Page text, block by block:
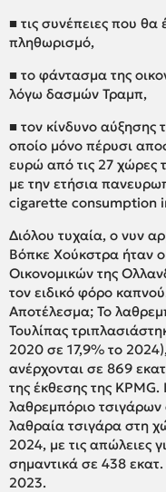
■ τις συνέπειες που
πληθωρισμό,
■ το φάντασμα της
λόγω δασμών Τραμπ,
■ τον κίνδυνο αύξησης
οποίο μόνο πέρυσι
ευρώ από τις 27
με την ετήσια
cigarette consumption
Διόλου τυχαία, ο νυν
Βόπκε Χούκστρα ήταν
Οικονομικών της
τον ειδικό φόρο
Αποτέλεσμα; Το
Τουλίπας
2020 σε 17,9% το
ανέρχονται σε 869
της έκθεσης της
λαθρεμπόριο
λαθραία τσιγάρα στη
2024, με τις απώλειες
σημαντικά σε 438
2023.